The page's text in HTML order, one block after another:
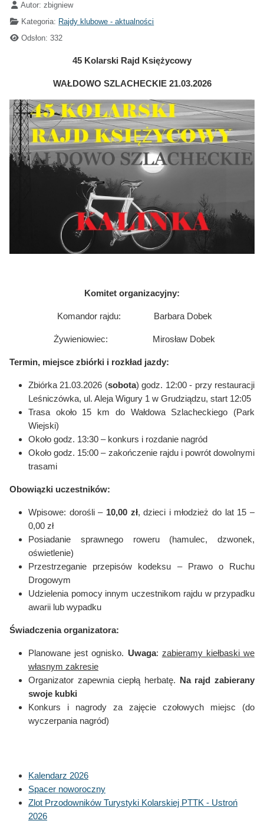
Autor:zbigniew
Kategoria: Rajdy klubowe - aktualności
Odsłon: 332
45 Kolarski Rajd Księżycowy
WAŁDOWO SZLACHECKIE 21.03.2026
Komitet organizacyjny:
Komandor rajdu: Barbara Dobek
Żywieniowiec: Mirosław Dobek
Termin, miejsce zbiórki i rozkład jazdy:
Zbiórka 21.03.2026 (sobota) godz. 12:00 - przy restauracji
Leśniczówka, ul. Aleja Wigury 1 w Grudziądzu, start 12:05
Trasa około 15 km do Wałdowa Szlacheckiego (Park
Wiejski)
Około godz. 13:30 – konkurs i rozdanie nagród
Około godz. 15:00 – zakończenie rajdu i powrót dowolnymi
trasami
Obowiązki uczestników:
Wpisowe: dorośli – 10,00 zł, dzieci i młodzież do lat 15 –
0,00 zł
Posiadanie sprawnego roweru (hamulec, dzwonek,
oświetlenie)
Przestrzeganie przepisów kodeksu – Prawo o Ruchu
Drogowym
Udzielenia pomocy innym uczestnikom rajdu w przypadku
awarii lub wypadku
Świadczenia organizatora:
Planowane jest ognisko. Uwaga: zabieramy kiełbaski we
własnym zakresie
Organizator zapewnia ciepłą herbatę. Na rajd zabierany
swoje kubki
Konkurs i nagrody za zajęcie czołowych miejsc (do
wyczerpania nagród)
Kalendarz 2026
Spacer noworoczny
Zlot Przodowników Turystyki Kolarskiej PTTK - Ustroń
2026